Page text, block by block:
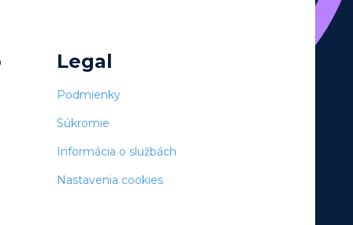
Legal
Podmienky
Súkromie
Informácia o službách
Nastavenia cookies